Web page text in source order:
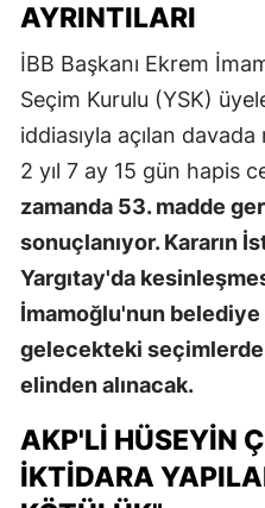
AYRINTILARI
İBB Başkanı Ekrem
Seçim Kurulu (YSK)
iddiasıyla açılan
2 yıl 7 ay 15 gün hapis
zamanda 53. madde
sonuçlanıyor. Kararın
Yargıtay'da
İmamoğlu'nun belediye
gelecekteki seçimlerde
elinden alınacak.
AKP'LI HÜSEYIN
İKTIDARA